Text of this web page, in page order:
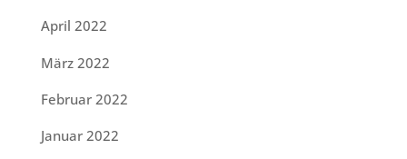
April 2022
März 2022
Februar 2022
Januar 2022